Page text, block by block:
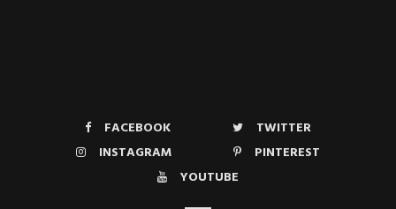
FACEBOOK
TWITTER
INSTAGRAM
PINTEREST
YOUTUBE